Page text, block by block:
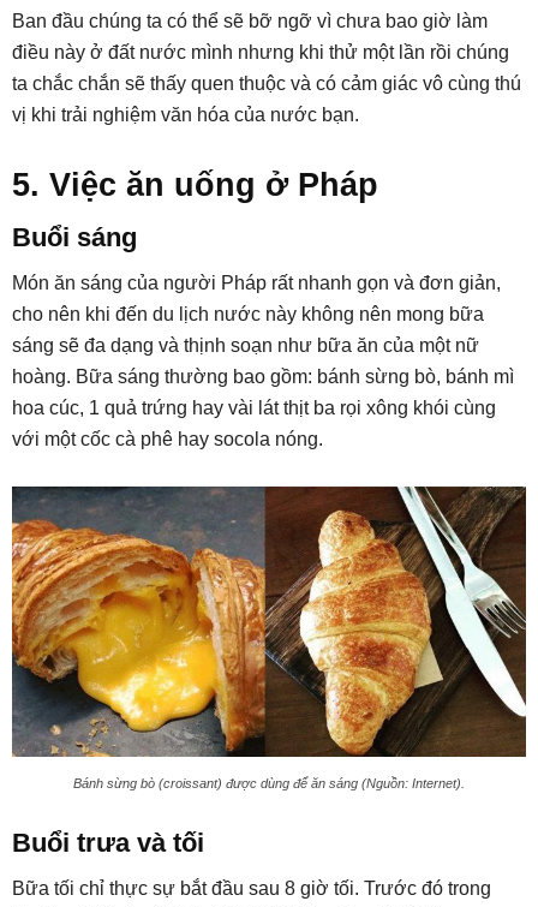
Ban đầu chúng ta có thể sẽ bỡ ngỡ vì chưa bao giờ làm
điều này ở đất nước mình nhưng khi thử một lần rồi chúng
ta chắc chắn sẽ thấy quen thuộc và có cảm giác vô cùng thú
vị khi trải nghiệm văn hóa của nước bạn.
5. Việc ăn uống ở Pháp
Buổi sáng
Món ăn sáng của người Pháp rất nhanh gọn và đơn giản,
cho nên khi đến du lịch nước này không nên mong bữa
sáng sẽ đa dạng và thịnh soạn như bữa ăn của một nữ
hoàng. Bữa sáng thường bao gồm: bánh sừng bò, bánh mì
hoa cúc, 1 quả trứng hay vài lát thịt ba rọi xông khói cùng
với một cốc cà phê hay socola nóng.
Bánh sừng bò (croissant) được dùng để ăn sáng (Nguồn: Internet).
Buổi trưa và tối
Bữa tối chỉ thực sự bắt đầu sau 8 giờ tối. Trước đó trong